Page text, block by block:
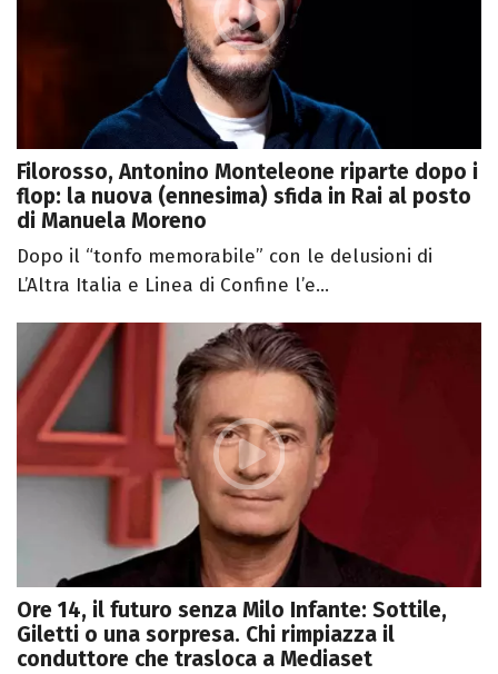
Filorosso, Antonino Monteleone riparte dopo i
flop: la nuova (ennesima) sfida in Rai al posto
di Manuela Moreno
Dopo il “tonfo memorabile” con le delusioni di
L’Altra Italia e Linea di Confine l’e...
Ore 14, il futuro senza Milo Infante: Sottile,
Giletti o una sorpresa. Chi rimpiazza il
conduttore che trasloca a Mediaset